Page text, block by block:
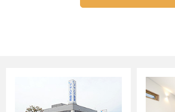
・不動産分譲・不動産仲介・不
築工事請負・設備管理・保険代